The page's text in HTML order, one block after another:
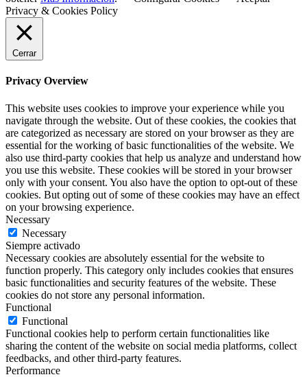
Privacy & Cookies Policy
Cerrar
Privacy Overview
This website uses cookies to improve your experience while you
navigate through the website. Out of these cookies, the cookies that
are categorized as necessary are stored on your browser as they are
essential for the working of basic functionalities of the website. We
also use third-party cookies that help us analyze and understand how
you use this website. These cookies will be stored in your browser
only with your consent. You also have the option to opt-out of these
cookies. But opting out of some of these cookies may have an effect
on your browsing experience.
Necessary
Necessary
Siempre activado
Necessary cookies are absolutely essential for the website to
function properly. This category only includes cookies that ensures
basic functionalities and security features of the website. These
cookies do not store any personal information.
Functional
Functional
Functional cookies help to perform certain functionalities like
sharing the content of the website on social media platforms, collect
feedbacks, and other third-party features.
Performance